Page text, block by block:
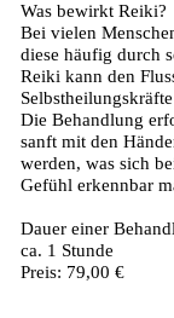
Was bewirkt Reiki?
Bei vielen
diese häufig durch
Reiki kann den
Die Behandlung
sanft mit den
werden, was sich
Gefühl erkennbar
Dauer einer
ca. 1 Stunde
Preis: 79,00 €